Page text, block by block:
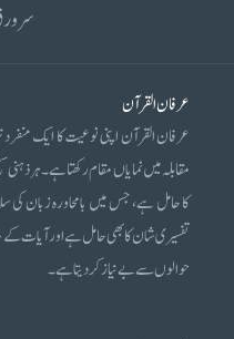
عرفان القرآن
عرفان القرآن اپنی نوعیت کا ایک
مقابلہ میں نمایاں مقام رکھتا ہے۔ ہر
کا حامل ہے، جس میں بامحاورہ زبان
تفسیری شان کا بھی حامل ہے اور آیات
حوالوں سے بے نیاز کر دیتا ہے۔